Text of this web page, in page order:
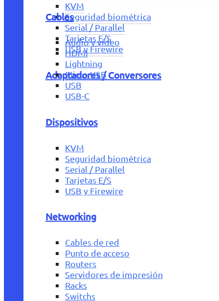
KVM
Seguridad biométrica
Serial / Parallel
Tarjetas E/S
USB y Firewire
Adaptadores / Conversores
Cables
Audio y vídeo
HDMI
Lightning
Micro USB
USB
USB-C
Dispositivos
KVM
Seguridad biométrica
Serial / Parallel
Tarjetas E/S
USB y Firewire
Networking
Cables de red
Punto de acceso
Routers
Servidores de impresión
Racks
Switchs